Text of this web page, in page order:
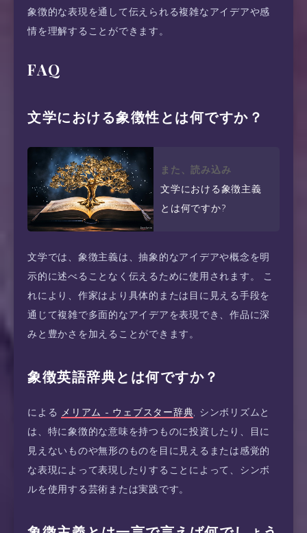
象徴的な表現を通して伝えられる複雑なアイデアや感
情を理解することができます。
FAQ
文学における象徴性とは何ですか？
また、読み込み
文学における象徴主義
とは何ですか?
文学では、象徴主義は、抽象的なアイデアや概念を明
示的に述べることなく伝えるために使用されます。 こ
れにより、作家はより具体的または目に見える手段を
通じて複雑で多面的なアイデアを表現でき、作品に深
みと豊かさを加えることができます。
象徴英語辞典とは何ですか？
による メリアム - ウェブスター辞典, シンボリズムと
は、特に象徴的な意味を持つものに投資したり、目に
見えないものや無形のものを目に見えるまたは感覚的
な表現によって表現したりすることによって、シンボ
ルを使用する芸術または実践です。